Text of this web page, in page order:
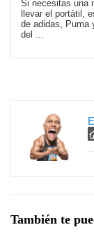
Si necesitas una
llevar el portátil,
de adidas, Puma
del ...
También te